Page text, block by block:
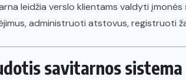
leidžia verslo klientams valdyti
administruoti atstovus, registruoti
savitarnos sistema